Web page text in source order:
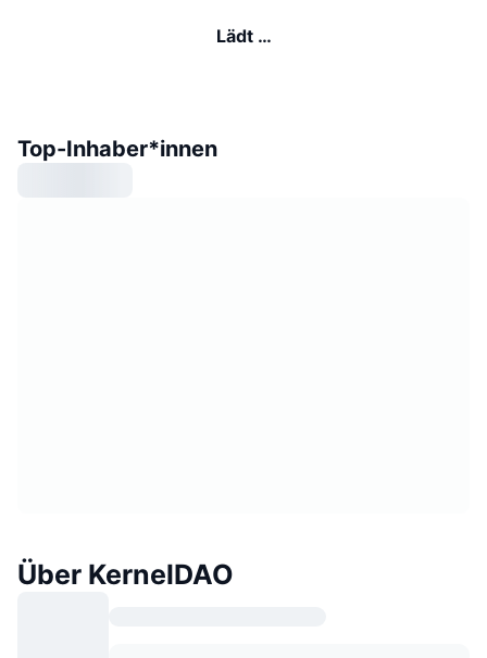
Lädt …
Top-Inhaber*innen
Über KernelDAO